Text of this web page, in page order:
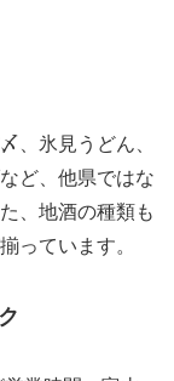
、氷見うどん、
ど、他県ではな
、地酒の種類も
っています。